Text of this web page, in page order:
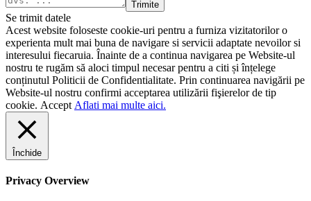
Trimite
Se trimit datele
Acest website foloseste cookie-uri pentru a furniza vizitatorilor o
experienta mult mai buna de navigare si servicii adaptate nevoilor si
interesului fiecaruia. Înainte de a continua navigarea pe Website-ul
nostru te rugăm să aloci timpul necesar pentru a citi și înțelege
conținutul Politicii de Confidentialitate. Prin continuarea navigării pe
Website-ul nostru confirmi acceptarea utilizării fişierelor de tip
cookie. Accept Aflati mai multe aici.
Închide
Privacy Overview